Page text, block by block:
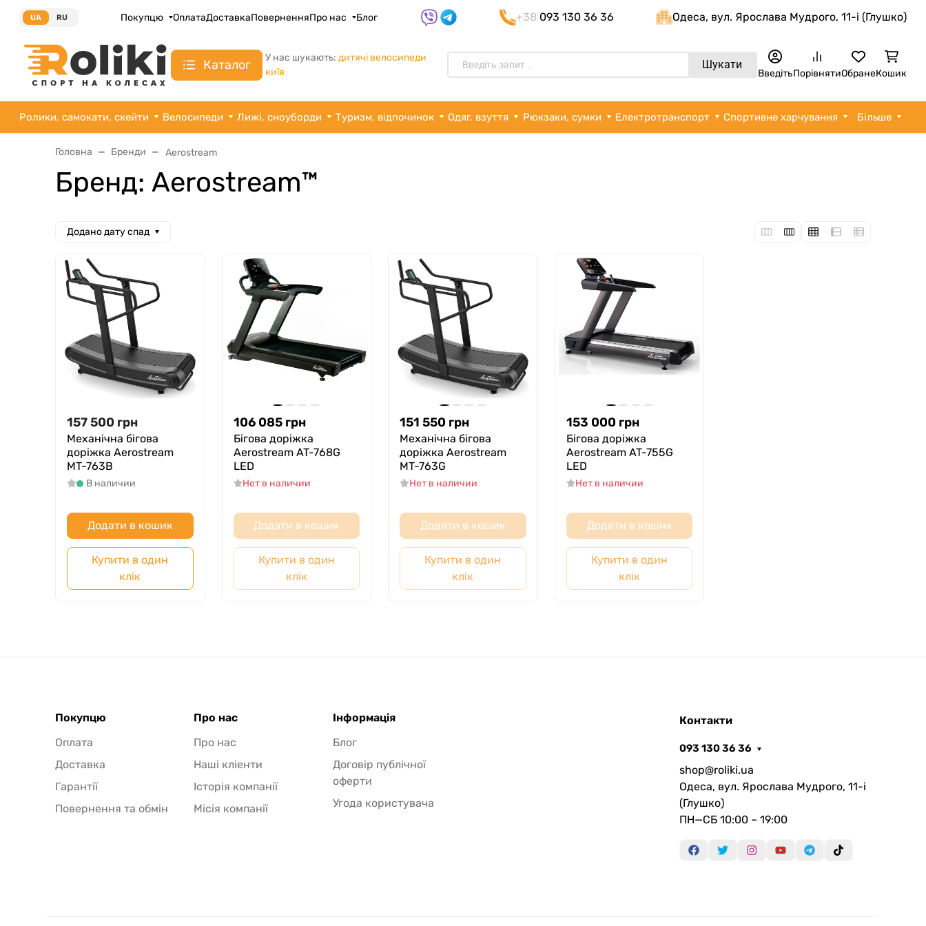
UA RU Покупцю ОплатаДоставкаПоверненняПро нас Блог +38 093 130 36 36 Одеса, вул. Ярослава Мудрого, 11-i (Глушко)
Каталог У нас шукають: дитячі велосипеди
київ
Шукати
ВведітьПорівнятиОбранеКошик
Ролики, самокати, скейти Велосипеди Лижі, сноуборди Туризм, відпочинок Одяг, взуття Рюкзаки, сумки Електротранспорт Спортивне харчування Більше
Головна Бренди Aerostream
Бренд: Aerostream™
Додано дату спад
157 500 грн
Механічна бігова
доріжка Aerostream
MT-763B
В наличии
Додати в кошик
Купити в один
клік
106 085 грн
Бігова доріжка
Aerostream AT-768G
LED
Нет в наличии
Додати в кошик
Купити в один
клік
151 550 грн
Механічна бігова
доріжка Aerostream
MT-763G
Нет в наличии
Додати в кошик
Купити в один
клік
153 000 грн
Бігова доріжка
Aerostream AT-755G
LED
Нет в наличии
Додати в кошик
Купити в один
клік
Покупцю
Оплата
Доставка
Гарантії
Повернення та обмін
Про нас
Про нас
Наші кліенти
Історія компанії
Місія компанії
Інформація
Блог
Договір публічної
оферти
Угода користувача
Контакти
093 130 36 36
shop@roliki.ua
Одеса, вул. Ярослава Мудрого, 11-i
(Глушко)
ПН—СБ 10:00 – 19:00